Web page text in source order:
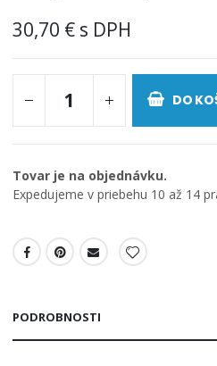
30,70 €
DO
Tovar je na objednávku.
Expedujeme v priebehu 10 až 14
PODROBNOSTI